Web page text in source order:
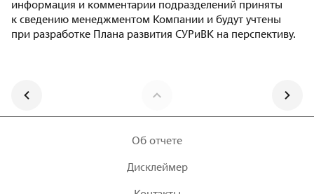
информация и комментарии подразделений приняты
к сведению менеджментом Компании и будут учтены
при разработке Плана развития СУРиВК на перспективу.
Об отчете
Дисклеймер